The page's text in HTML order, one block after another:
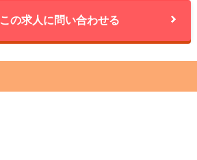
この求人に問い合わせる